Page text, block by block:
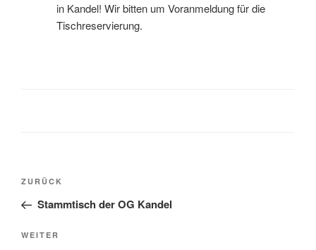
in Kandel! Wir bitten um Voranmeldung für die
Tischreservierung.
Beitragsnavigation
Vorheriger
Beitrag
ZURÜCK
Stammtisch der OG Kandel
Nächster
WEITER